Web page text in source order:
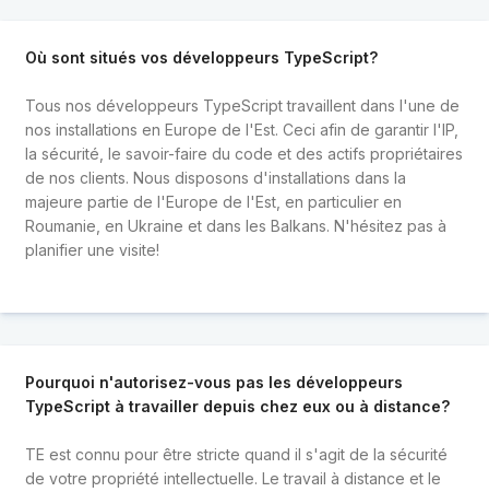
Où sont situés vos développeurs TypeScript?
Tous nos développeurs TypeScript travaillent dans l'une de
nos installations en Europe de l'Est. Ceci afin de garantir l'IP,
la sécurité, le savoir-faire du code et des actifs propriétaires
de nos clients. Nous disposons d'installations dans la
majeure partie de l'Europe de l'Est, en particulier en
Roumanie, en Ukraine et dans les Balkans. N'hésitez pas à
planifier une visite!
Pourquoi n'autorisez-vous pas les développeurs
TypeScript à travailler depuis chez eux ou à distance?
TE est connu pour être stricte quand il s'agit de la sécurité
de votre propriété intellectuelle. Le travail à distance et le